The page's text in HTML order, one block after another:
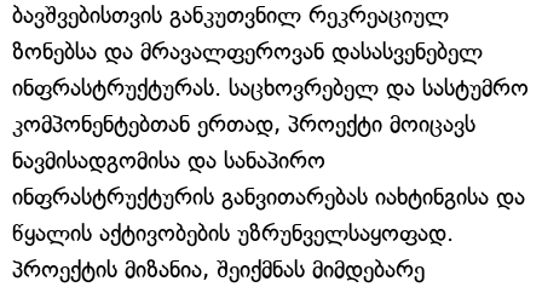
ბავშვებისთვის განკუთვნილ რეკრეაციულ
ზონებსა და მრავალფეროვან დასასვენებელ
ინფრასტრუქტურას. საცხოვრებელ და სასტუმრო
კომპონენტებთან ერთად, პროექტი მოიცავს
ნავმისადგომისა და სანაპირო
ინფრასტრუქტურის განვითარებას იახტინგისა და
წყალის აქტივობების უზრუნველსაყოფად.
პროექტის მიზანია, შეიქმნას მიმდებარე